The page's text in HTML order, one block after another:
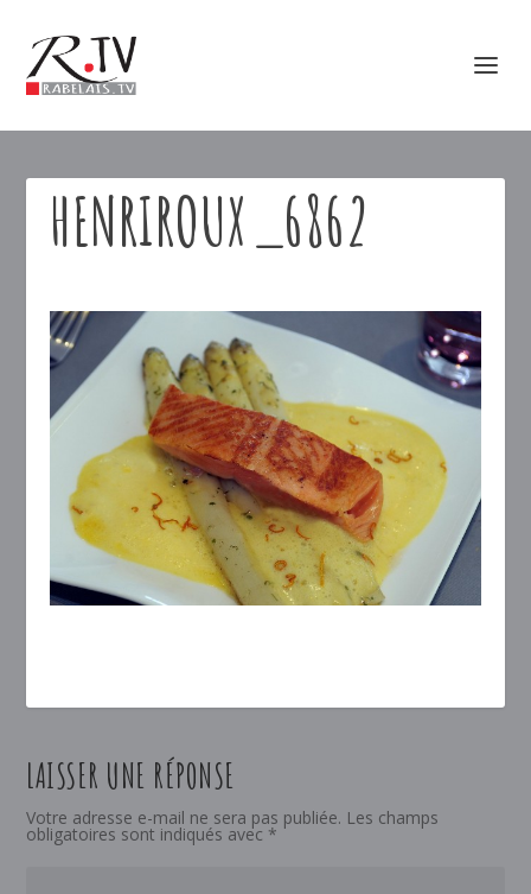
HENRIROUX_6862
LAISSER UNE RÉPONSE
Votre adresse e-mail ne sera pas publiée. Les champs
obligatoires sont indiqués avec *